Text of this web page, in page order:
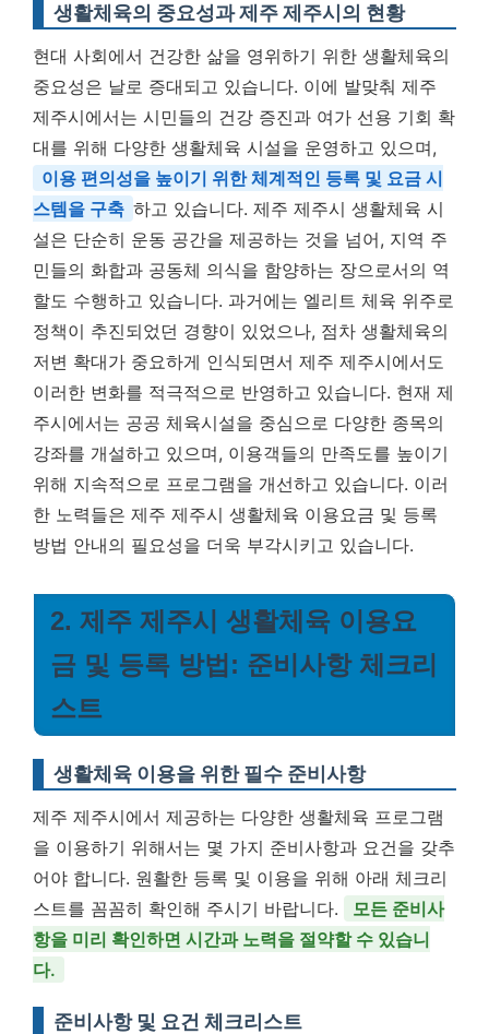
생활체육의 중요성과 제주 제주시의 현황
현대 사회에서 건강한 삶을 영위하기 위한 생활체육의
중요성은 날로 증대되고 있습니다. 이에 발맞춰 제주
제주시에서는 시민들의 건강 증진과 여가 선용 기회 확
대를 위해 다양한 생활체육 시설을 운영하고 있으며,
이용 편의성을 높이기 위한 체계적인 등록 및 요금 시
스템을 구축 하고 있습니다. 제주 제주시 생활체육 시
설은 단순히 운동 공간을 제공하는 것을 넘어, 지역 주
민들의 화합과 공동체 의식을 함양하는 장으로서의 역
할도 수행하고 있습니다. 과거에는 엘리트 체육 위주로
정책이 추진되었던 경향이 있었으나, 점차 생활체육의
저변 확대가 중요하게 인식되면서 제주 제주시에서도
이러한 변화를 적극적으로 반영하고 있습니다. 현재 제
주시에서는 공공 체육시설을 중심으로 다양한 종목의
강좌를 개설하고 있으며, 이용객들의 만족도를 높이기
위해 지속적으로 프로그램을 개선하고 있습니다. 이러
한 노력들은 제주 제주시 생활체육 이용요금 및 등록
방법 안내의 필요성을 더욱 부각시키고 있습니다.
2. 제주 제주시 생활체육 이용요
금 및 등록 방법: 준비사항 체크리
스트
생활체육 이용을 위한 필수 준비사항
제주 제주시에서 제공하는 다양한 생활체육 프로그램
을 이용하기 위해서는 몇 가지 준비사항과 요건을 갖추
어야 합니다. 원활한 등록 및 이용을 위해 아래 체크리
스트를 꼼꼼히 확인해 주시기 바랍니다.
모든 준비사
항을 미리 확인하면 시간과 노력을 절약할 수 있습니
다.
준비사항 및 요건 체크리스트